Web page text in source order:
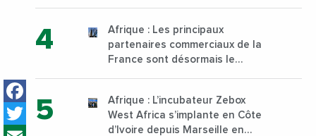
Facebook
Twitter
sur son campus de Karen à
Nairobi dès janvier 2023
Afrique : Les principaux
partenaires commerciaux de la
France sont désormais le
Afrique : L’incubateur Zebox
West Africa s’implante en Côte
d’Ivoire depuis Marseille en